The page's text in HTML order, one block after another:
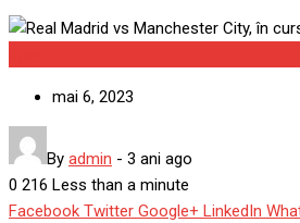
mai 6, 2023
By admin - 3 ani ago
0 216 Less than a minute
Facebook Twitter Google+ LinkedIn